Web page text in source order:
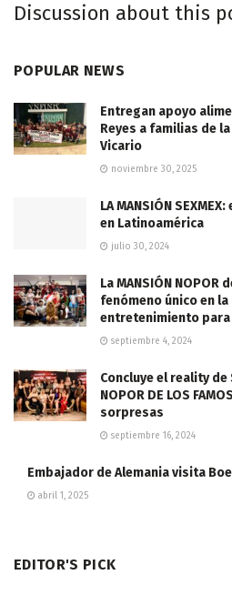
Discussion about this
POPULAR NEWS
Entregan apoyo
Reyes a familias de
Vicario
noviembre 30, 2025
LA MANSIÓN
en Latinoamérica
julio 30, 2024
La MANSIÓN NOPOR
fenómeno único en
entretenimiento
septiembre 4, 2024
Concluye el reality de
NOPOR DE LOS
sorpresas
septiembre 16, 2024
Embajador de Alemania visita
abril 1, 2025
EDITOR'S PICK